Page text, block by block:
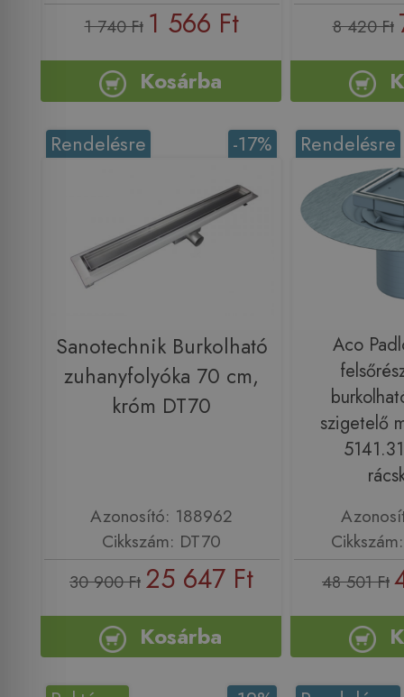
1 740 Ft 1 566 Ft
Kosárba
8 420 Ft
-17%
Rendelésre
Sanotechnik Burkolható
zuhanyfolyóka 70 cm,
króm DT70
Azonosító: 188962
Cikkszám: DT70
30 900 Ft 25 647 Ft
Kosárba
Rendelésre
Aco
szigetelő
48 501 Ft